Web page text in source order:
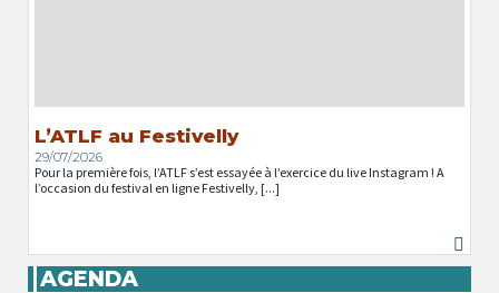
L’ATLF au Festivelly
29/07/2026
Pour la première fois, l’ATLF s’est essayée à l’exercice du live Instagram ! A
l’occasion du festival en ligne Festivelly, [...]
AGENDA